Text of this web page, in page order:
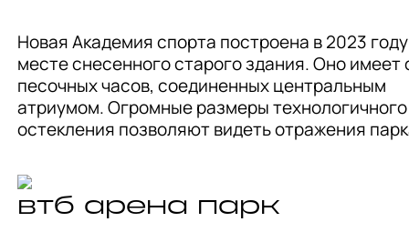
Architecture), Сергей Чобан, Сергей Кузнецов
Николай Гордюшин (бюро SPEECH).
Новая Академия спорта построена в 2023
месте снесенного старого здания. Оно имеет
песочных часов, соединенных центральным
атриумом. Огромные размеры технологичного
остекления позволяют видеть отражения
параллельного мира. На эксплуатируемой
смотровая площадка с большой светлой
ведущей к Петровскому парку. В сочетании с
втб арена парк